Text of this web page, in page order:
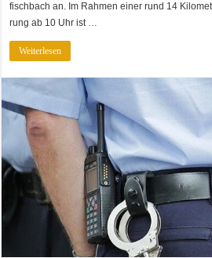
fisch­bach an. Im Rah­men einer rund 14
rung ab 10 Uhr ist …
Weiterlesen